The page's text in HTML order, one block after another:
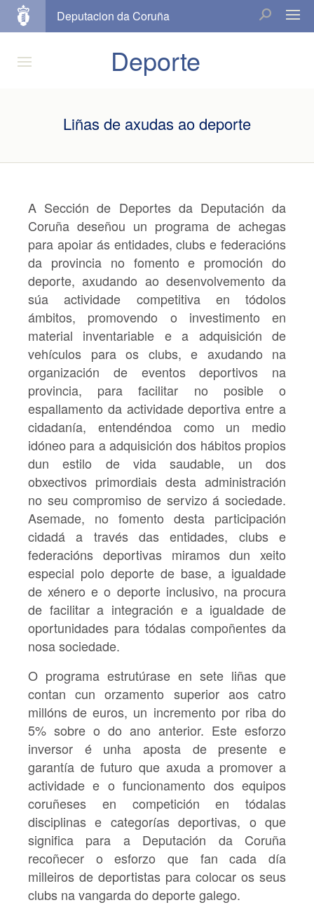
Deputacion da Coruña
Deporte
Liñas de axudas ao deporte
A Sección de Deportes da Deputación da
Coruña deseñou un programa de achegas
para apoiar ás entidades, clubs e federacións
da provincia no fomento e promoción do
deporte, axudando ao desenvolvemento da
súa actividade competitiva en tódolos
ámbitos, promovendo o investimento en
material inventariable e a adquisición de
vehículos para os clubs, e axudando na
organización de eventos deportivos na
provincia, para facilitar no posible o
espallamento da actividade deportiva entre a
cidadanía, entendéndoa como un medio
idóneo para a adquisición dos hábitos propios
dun estilo de vida saudable, un dos
obxectivos primordiais desta administración
no seu compromiso de servizo á sociedade.
Asemade, no fomento desta participación
cidadá a través das entidades, clubs e
federacións deportivas miramos dun xeito
especial polo deporte de base, a igualdade
de xénero e o deporte inclusivo, na procura
de facilitar a integración e a igualdade de
oportunidades para tódalas compoñentes da
nosa sociedade.
O programa estrutúrase en sete liñas que
contan cun orzamento superior aos catro
millóns de euros, un incremento por riba do
5% sobre o do ano anterior. Este esforzo
inversor é unha aposta de presente e
garantía de futuro que axuda a promover a
actividade e o funcionamento dos equipos
coruñeses en competición en tódalas
disciplinas e categorías deportivas, o que
significa para a Deputación da Coruña
recoñecer o esforzo que fan cada día
milleiros de deportistas para colocar os seus
clubs na vangarda do deporte galego.